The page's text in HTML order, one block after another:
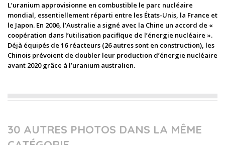
L’uranium approvisionne en combustible le parc nucléaire
mondial, essentiellement réparti entre les États-Unis, la France et
le Japon. En 2006, l’Australie a signé avec la Chine un accord de «
coopération dans l’utilisation pacifique de l’énergie nucléaire ».
Déjà équipés de 16 réacteurs (26 autres sont en construction), les
Chinois prévoient de doubler leur production d’énergie nucléaire
avant 2020 grâce à l’uranium australien.
30 AUTRES PHOTOS DANS LA MÊME